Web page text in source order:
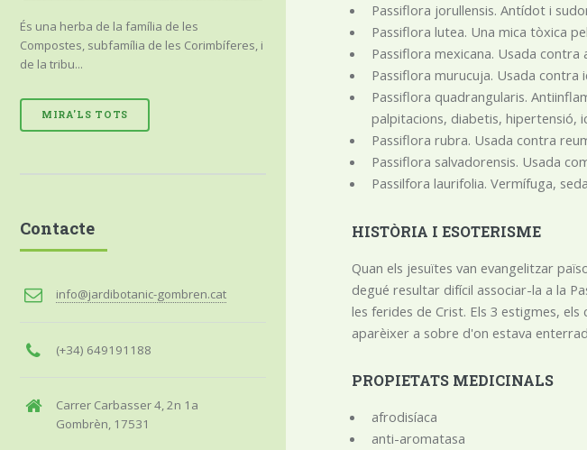
Passiflora jorullensis. Antídot i
Passiflora lutea. Una mica tòxica
Passiflora mexicana. Usada contra
Passiflora murucuja. Usada contra
Passiflora quadrangularis.
palpitacions, diabetis, hipertensió,
Passiflora rubra. Usada contra
Passiflora salvadorensis. Usada
Passilfora laurifolia. Vermífuga,
HISTÒRIA I ESOTERISME
Quan els jesuïtes van evangelitzar
degué resultar difícil associar-la a la
les ferides de Crist. Els 3 estigmes, els
aparèixer a sobre d'on estava
PROPIETATS MEDICINALS
afrodisíaca
anti-aromatasa
És una herba de la família de les
Compostes, subfamília de les Corimbíferes, i
de la tribu...
MIRA'LS TOTS
Contacte
info@jardibotanic-gombren.cat
(+34) 649191188
Carrer Carbasser 4, 2n 1a
Gombrèn, 17531